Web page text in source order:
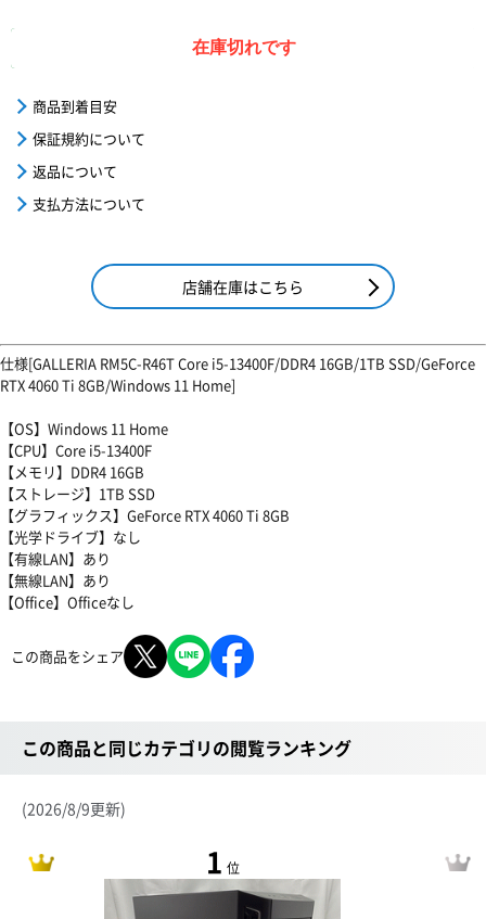
在庫切れです
商品到着目安
保証規約について
返品について
支払方法について
店舗在庫はこちら
仕様[GALLERIA RM5C-R46T Core i5-13400F/DDR4 16GB/1TB SSD/GeForce
RTX 4060 Ti 8GB/Windows 11 Home]
【OS】Windows 11 Home
【CPU】Core i5-13400F
【メモリ】DDR4 16GB
【ストレージ】1TB SSD
【グラフィックス】GeForce RTX 4060 Ti 8GB
【光学ドライブ】なし
【有線LAN】あり
【無線LAN】あり
【Office】Officeなし
この商品をシェア
この商品と同じカテゴリの閲覧ランキング
(2026/8/9更新)
1 位